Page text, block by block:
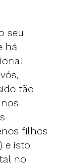
seu
há
tão
filhos
e isto
no